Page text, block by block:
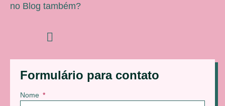
Formulário para contato
Nome
no Blog também?